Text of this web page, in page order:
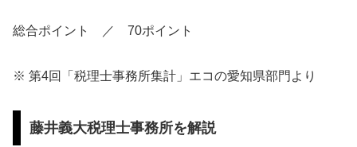
総合ポイント ／ 70ポイント
※ 第4回「税理士事務所集計」エコの愛知県部門より
藤井義大税理士事務所を解説